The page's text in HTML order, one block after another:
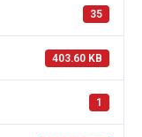
35
403.60 KB
1